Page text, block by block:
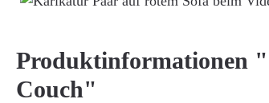
Produktinformationen
Couch"